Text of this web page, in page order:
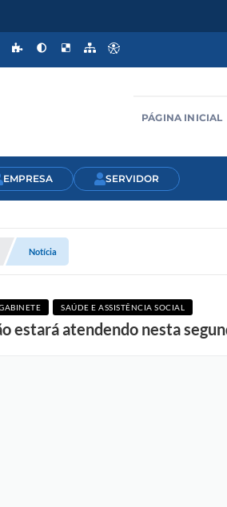
PÁGINA INICIAL
EMPRESA SERVIDOR
Notícia
SAÚDE E ASSISTÊNCIA SOCIAL
estará atendendo nesta